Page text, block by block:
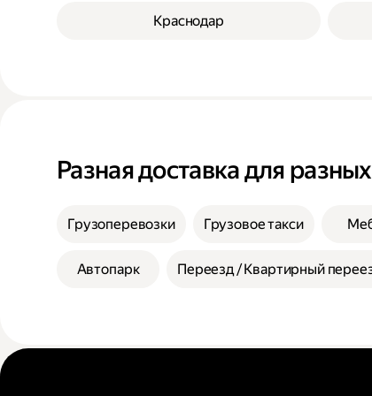
Краснодар
Разная доставка для
Грузоперевозки Грузовое такси
Автопарк Переезд / Квартирный